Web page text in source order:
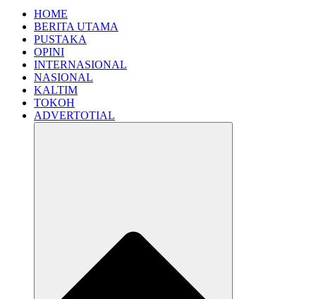
HOME
BERITA UTAMA
PUSTAKA
OPINI
INTERNASIONAL
NASIONAL
KALTIM
TOKOH
ADVERTOTIAL